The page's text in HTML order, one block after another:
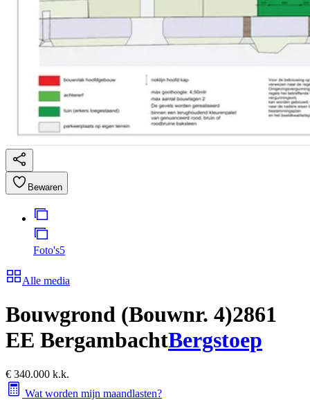
Bewaren
Foto's5
Alle media
Bouwgrond (Bouwnr. 4)2861
EE BergambachtBergstoep
€ 340.000 k.k.
Wat worden mijn maandlasten?